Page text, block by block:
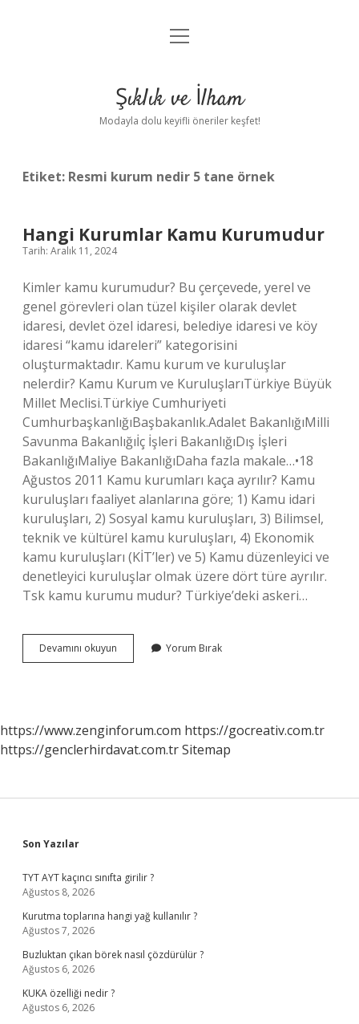
Anasayfa
Yasal Uyarı
menüyü
Şıklık ve İlham
Modayla dolu keyifli öneriler keşfet!
Etiket: Resmi kurum nedir 5 tane örnek
Hangi Kurumlar Kamu Kurumudur
Tarih: Aralık 11, 2024
Kimler kamu kurumudur? Bu çerçevede, yerel ve
genel görevleri olan tüzel kişiler olarak devlet
idaresi, devlet özel idaresi, belediye idaresi ve köy
idaresi “kamu idareleri” kategorisini
oluşturmaktadır. Kamu kurum ve kuruluşlar
nelerdir? Kamu Kurum ve KuruluşlarıTürkiye Büyük
Millet Meclisi.Türkiye Cumhuriyeti
CumhurbaşkanlığıBaşbakanlık.Adalet BakanlığıMilli
Savunma Bakanlığıİç İşleri BakanlığıDış İşleri
BakanlığıMaliye BakanlığıDaha fazla makale…•18
Ağustos 2011 Kamu kurumları kaça ayrılır? Kamu
kuruluşları faaliyet alanlarına göre; 1) Kamu idari
kuruluşları, 2) Sosyal kamu kuruluşları, 3) Bilimsel,
teknik ve kültürel kamu kuruluşları, 4) Ekonomik
kamu kuruluşları (KİT’ler) ve 5) Kamu düzenleyici ve
denetleyici kuruluşlar olmak üzere dört türe ayrılır.
Tsk kamu kurumu mudur? Türkiye’deki askeri…
Devamını okuyun
Kurumlar
Yorum Bırak
https://www.zenginforum.com https://gocreativ.com.tr
https://genclerhirdavat.com.trSitemap
Sidebar
Son Yazılar
TYT AYT kaçıncı sınıfta girilir ?
Ağustos 8, 2026
Kurutma toplarına hangi yağ kullanılır ?
Ağustos 7, 2026
Buzluktan çıkan börek nasıl çözdürülür ?
Ağustos 6, 2026
KUKA özelliği nedir ?
Ağustos 6, 2026